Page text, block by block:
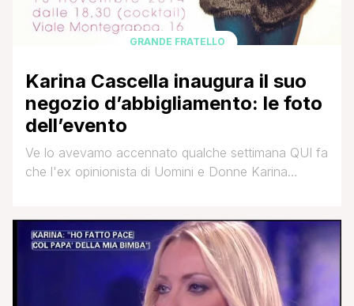
GRANDE FRATELLO
Karina Cascella inaugura il suo
negozio d’abbigliamento: le foto
dell’evento
Ve lo avevamo accennato qualche settimana QUI fa
che l'ex opinionista di Uomini e Donne Karina
è tenuta l'inugurazione del Dkk store, sito in Viale
Montegrappa 16. Moltissimi gli ospiti vip e i fan che
hanno voluto dare il loro [']